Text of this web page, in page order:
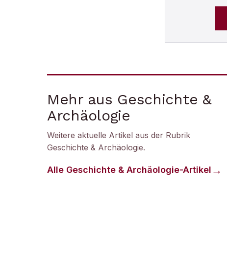
Mehr aus Geschichte &
Archäologie
Weitere aktuelle Artikel aus der Rubrik
Geschichte & Archäologie.
Alle Geschichte & Archäologie-Artikel